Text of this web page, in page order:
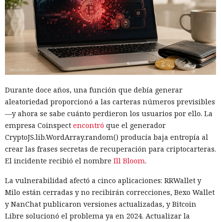
Durante doce años, una función que debía generar
aleatoriedad proporcionó a las carteras números previsibles
—y ahora se sabe cuánto perdieron los usuarios por ello. La
empresa Coinspect encontró que el generador
CryptoJS.lib.WordArray.random() producía baja entropía al
crear las frases secretas de recuperación para criptocarteras.
El incidente recibió el nombre Ill Bloom.
La vulnerabilidad afectó a cinco aplicaciones: RRWallet y
Milo están cerradas y no recibirán correcciones, Bexo Wallet
y NanChat publicaron versiones actualizadas, y Bitcoin
Libre solucionó el problema ya en 2024. Actualizar la